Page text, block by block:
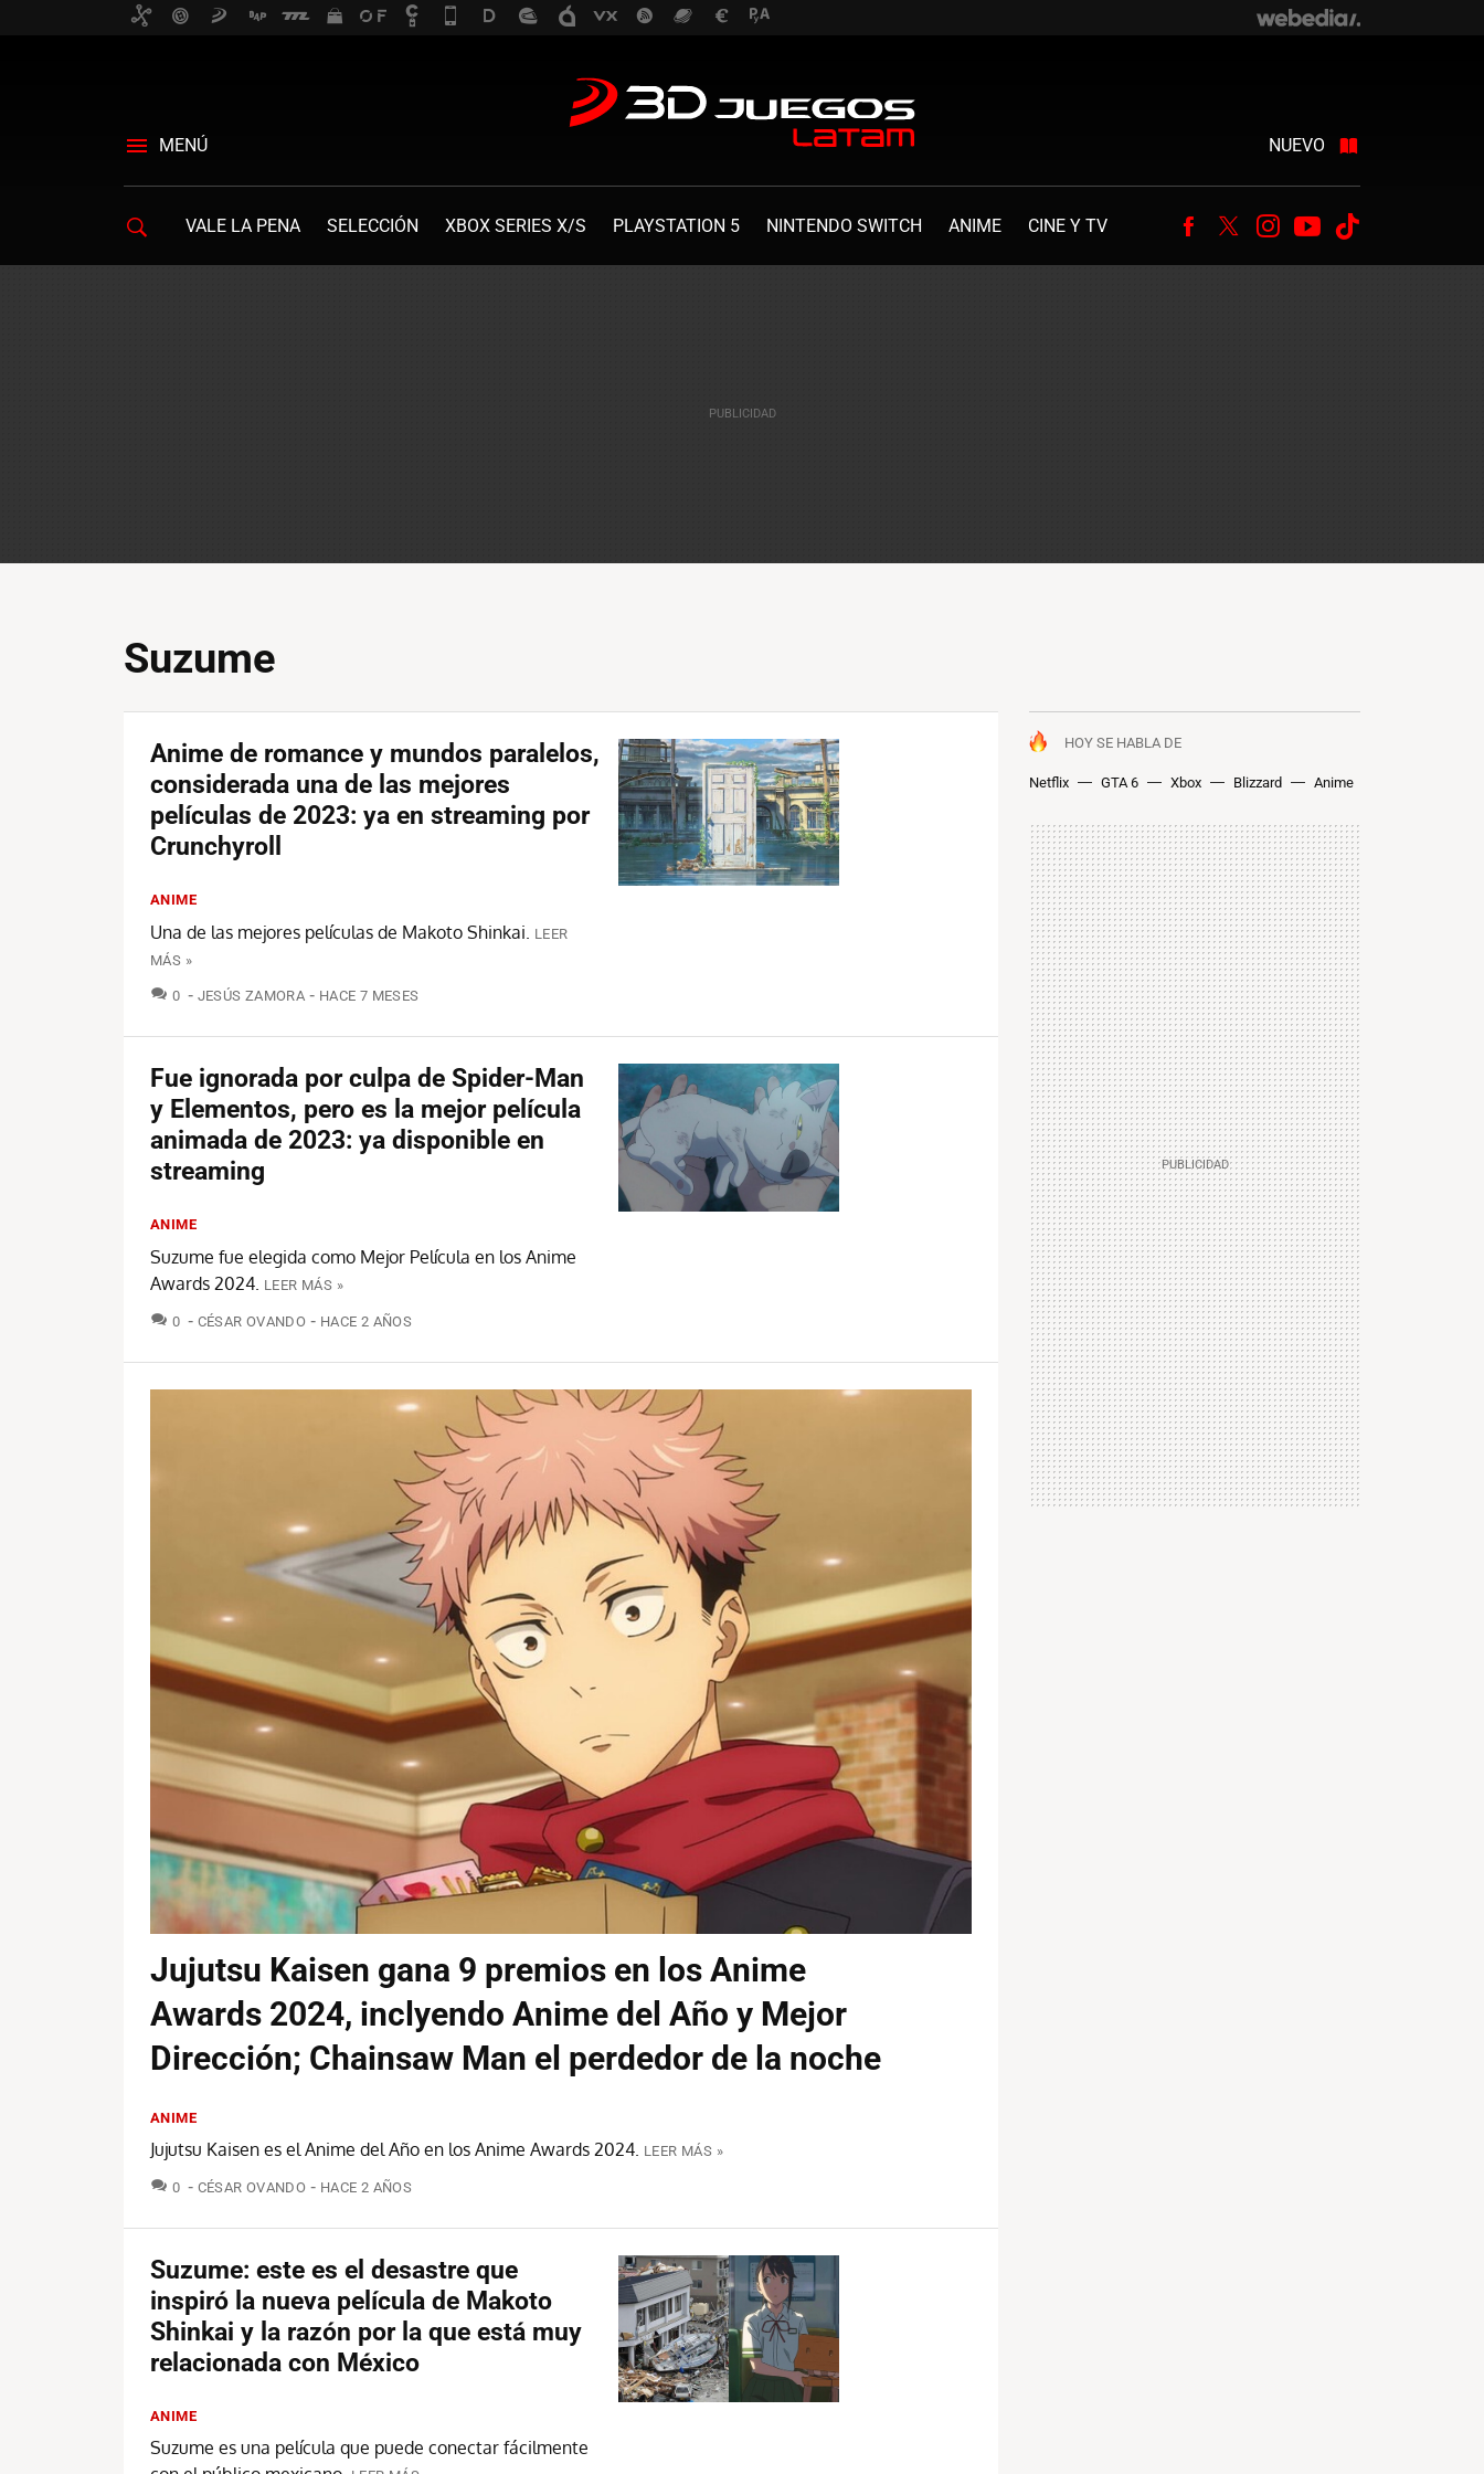
MENÚ NUEVO
VALE LA PENA SELECCIÓN XBOX SERIES X/S PLAYSTATION 5 NINTENDO SWITCH ANIME CINE Y TV Facebook
TwitterInstagram
Youtube
Suzume
HOY SE HABLA DE
Netflix GTA 6 Xbox Blizzard Anime
Anime de romance y mundos paralelos,
considerada una de las mejores
películas de 2023: ya en streaming por
Crunchyroll
ANIME
Una de las mejores películas de Makoto Shinkai.
LEER
MÁS »
0 COMENTARIOS
JESÚS ZAMORA HACE 7 MESES
Fue ignorada por culpa de Spider-Man
y Elementos, pero es la mejor película
animada de 2023: ya disponible en
streaming
ANIME
Suzume fue elegida como Mejor Película en los Anime
Awards 2024. LEER MÁS »
0 COMENTARIOS
CÉSAR OVANDO HACE 2 AÑOS
Jujutsu Kaisen gana 9 premios en los Anime
Awards 2024, inclyendo Anime del Año y Mejor
Dirección; Chainsaw Man el perdedor de la noche
ANIME
Jujutsu Kaisen es el Anime del Año en los Anime Awards 2024. LEER MÁS »
0 COMENTARIOS
CÉSAR OVANDO HACE 2 AÑOS
Suzume: este es el desastre que
inspiró la nueva película de Makoto
Shinkai y la razón por la que está muy
relacionada con México
ANIME
Suzume es una película que puede conectar fácilmente